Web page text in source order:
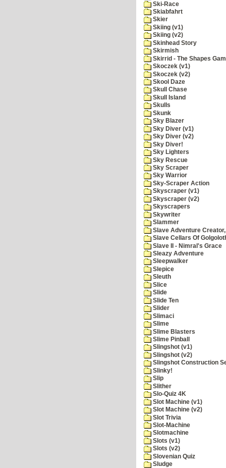
Ski-Race
Skiabfahrt
Skier
Skiing (v1)
Skiing (v2)
Skinhead Story
Skirmish
Skirrid - The Shapes
Skoczek (v1)
Skoczek (v2)
Skool Daze
Skull Chase
Skull Island
Skulls
Skunk
Sky Blazer
Sky Diver (v1)
Sky Diver (v2)
Sky Diver!
Sky Lighters
Sky Rescue
Sky Scraper
Sky Warrior
Sky-Scraper Action
Skyscraper (v1)
Skyscraper (v2)
Skyscrapers
Skywriter
Slammer
Slave Adventure Creator,
Slave Cellars Of
Slave II - Nimral's Grace
Sleazy Adventure
Sleepwalker
Slepice
Sleuth
Slice
Slide
Slide Ten
Slider
Slimaci
Slime
Slime Blasters
Slime Pinball
Slingshot (v1)
Slingshot (v2)
Slingshot Construction
Slinky!
Slip
Slither
Slo-Quiz 4K
Slot Machine (v1)
Slot Machine (v2)
Slot Trivia
Slot-Machine
Slotmachine
Slots (v1)
Slots (v2)
Slovenian Quiz
Sludge